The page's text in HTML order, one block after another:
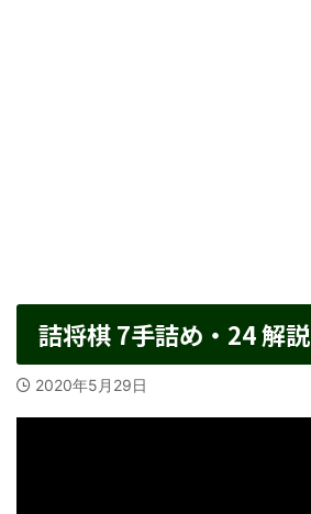
詰将棋 7手詰め・24 解説
2020年5月29日